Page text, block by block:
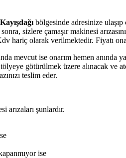
Kayışdağı bölgesinde adresinize ulaşıp
sizlere çamaşır makinesi
hariç olarak verilmektedir. Fiyatı
mevcut ise onarım hemen
götürülmek üzere alınacak ve
teslim eder.
arızaları şunlardır.
ise